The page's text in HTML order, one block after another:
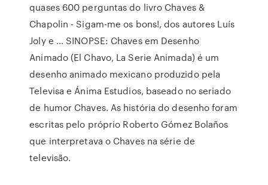
quases 600 perguntas do livro Chaves &
Chapolin - Sigam-me os bons!, dos autores Luís
Joly e … SINOPSE: Chaves em Desenho
Animado (El Chavo, La Serie Animada) é um
desenho animado mexicano produzido pela
Televisa e Ánima Estudios, baseado no seriado
de humor Chaves. As história do desenho foram
escritas pelo próprio Roberto Gómez Bolaños
que interpretava o Chaves na série de
televisão.